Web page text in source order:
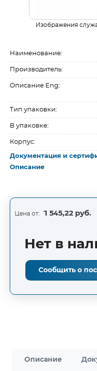
Изображения
Наименование:
Производитель:
Описание Eng:
Тип упаковки:
В упаковке:
Корпус:
Документация и
Описание
Цена от: 1 545,22 руб.
Нет в
Сообщить о
Описание